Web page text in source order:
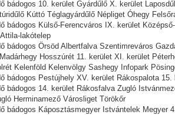
bádogos 10. kerület Gyárdűlő X. kerület
Kúttó Téglagyárdűlő Népliget Óhegy
bádogos Külső-Ferencváros IX. kerület
lakótelep
bádogos Örsöd Albertfalva Szentimreváros
Hosszúrét 11. kerület XI. kerület
Kelenföld Kelenvölgy Sashegy Infopark
bádogos Pestújhely XV. kerület Rákospalota 15.
bádogos 14. kerület Rákosfalva Zugló
Herminamező Városliget Törökőr
bádogos Káposztásmegyer Istvántelek Megyer